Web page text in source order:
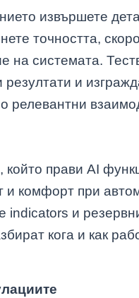
извършете
точността,
на системата.
и
релевантни
прави AI
и комфорт при
indicators и
кога и как